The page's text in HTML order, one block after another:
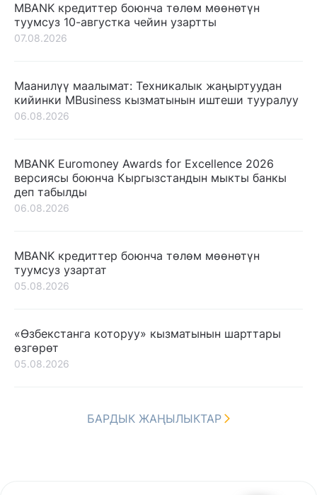
MBANK кредиттер боюнча төлөм мөөнөтүн
туумсуз 10-августка чейин узартты
07.08.2026
Маанилүү маалымат: Техникалык жаңыртуудан
кийинки MBusiness кызматынын иштеши тууралуу
06.08.2026
MBANK Euromoney Awards for Excellence 2026
версиясы боюнча Кыргызстандын мыкты банкы
деп табылды
06.08.2026
MBANK кредиттер боюнча төлөм мөөнөтүн
туумсуз узартат
05.08.2026
«Өзбекстанга которуу» кызматынын шарттары
өзгөрөт
05.08.2026
БАРДЫК ЖАҢЫЛЫКТАР